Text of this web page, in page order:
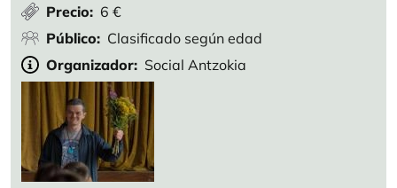
Precio
6 €
Público
Clasificado según edad
Organizador
Social Antzokia